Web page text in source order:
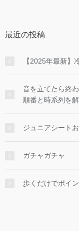
最近の投稿
【2025年最新】
音を立てたら終
順番と時系列を
ジュニアシートお
ガチャガチャ
歩くだけでポイ